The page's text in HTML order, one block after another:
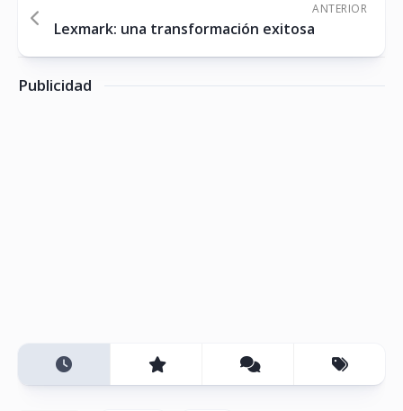
ANTERIOR
Lexmark: una transformación exitosa
Publicidad